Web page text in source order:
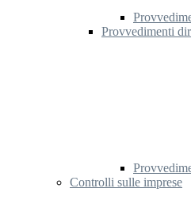
Provvedimenti
Controlli sulle imprese